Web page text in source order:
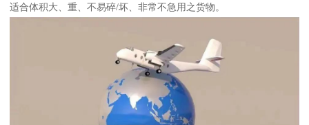
适合体积大、重、不易碎/坏、非常不急用之货物。